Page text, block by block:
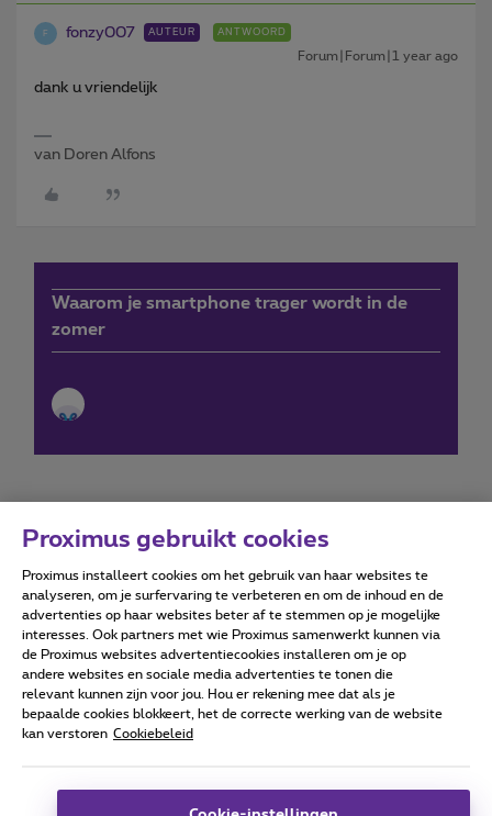
F fonzy007 AUTEUR ANTWOORD
Forum|Forum|1 year ago
dank u vriendelijk
van Doren Alfons
Waarom je smartphone trager wordt in de
zomer
Forumvoorwaarden Accessibility statement
Alle rechten voorbehouden. © Proximus
Algemene voorwaarden, consumenteninfo
Deze website is gecreëerd en wordt beheerd conform het
Proximus gebruikt cookies
Proximus installeert cookies om het gebruik van haar websites te
analyseren, om je surfervaring te verbeteren en om de inhoud en de
advertenties op haar websites beter af te stemmen op je mogelijke
interesses. Ook partners met wie Proximus samenwerkt kunnen via
de Proximus websites advertentiecookies installeren om je op
andere websites en sociale media advertenties te tonen die
relevant kunnen zijn voor jou. Hou er rekening mee dat als je
bepaalde cookies blokkeert, het de correcte werking van de website
kan verstoren Cookiebeleid